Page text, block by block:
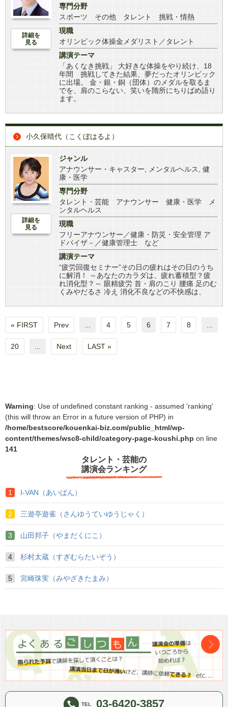
詳細を
見る
専門分野
スポーツ その他 タレント 挑戦・情熱
現職
オリンピック体操金メダリスト／タレント
講演テーマ
「あくなき挑戦」 大好きな体操をやり続け、18
年間 挑戦してきた結果、夢だったオリンピック
に出場。 金・銀・銅（団体）のメダルを取るま
でを、肩のこらない、笑いを隋所にちりばめ語り
ます。
小久保晴代（こくぼはるよ）
詳細を
見る
ジャンル
アナウンサー・キャスター
メンタルヘルス
健
康・医学
専門分野
タレント・芸能 アナウンサー 健康・医学 メ
ンタルヘルス
現職
フリーアナウンサー／健康・防災・安全管理 ア
ドバイザ－／健康管理士 など
講演テーマ
“疲労回復セミナー”その日の疲れはその日のうち
に解消！ ～あなたのカラダは、疲れ蓄積型？疲
れ消化型？～ 眼精疲労 首・肩のこり 腰痛 足のむ
くみやだるさ 冷え 消化不良などの不快感は、
« FIRST Prev 4 5 6 7 8
20 Next LAST »
Warning: Use of undefined constant ranking - assumed 'ranking'
(this will throw an Error in a future version of PHP) in
/home/bestscore/kouenkai-biz.com/public_html/wp-
content/themes/wsc8-child/category-page-koushi.php on line
141
タレント・芸能の
講演会ランキング
I-VAN（あいばん）
三遊亭遊雀（さんゆうていゆうじゃく）
山田邦子（やまだくにこ）
杉村太蔵（すぎむらたいぞう）
宮崎珠実（みやざきたまみ）
TEL 03-6420-3857